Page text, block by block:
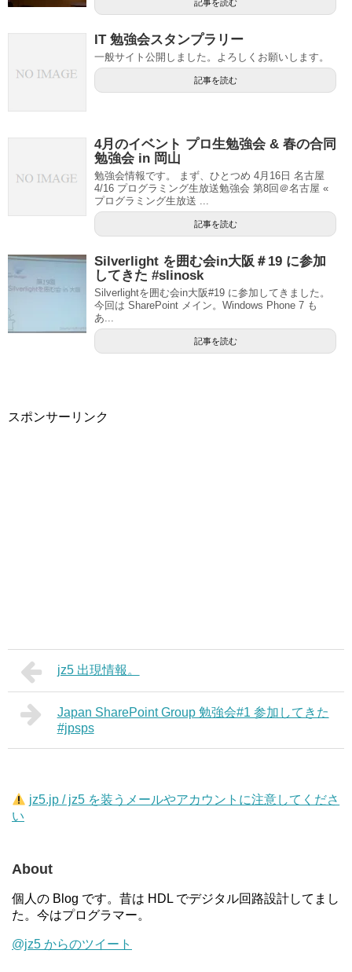
記事を読む
IT 勉強会スタンプラリー
一般サイト公開しました。よろしくお願いします。
記事を読む
4月のイベント プロ生勉強会 & 春の合同
勉強会 in 岡山
勉強会情報です。 まず、ひとつめ 4月16日 名古屋
4/16 プログラミング生放送勉強会 第8回＠名古屋 «
プログラミング生放送 ...
記事を読む
Silverlight を囲む会in大阪＃19 に参加
してきた #slinosk
Silverlightを囲む会in大阪#19 に参加してきました。
今回は SharePoint メイン。Windows Phone 7 も
あ...
記事を読む
スポンサーリンク
jz5 出現情報。
Japan SharePoint Group 勉強会#1 参加してきた
#jpsps
jz5.jp / jz5 を装うメールやアカウントに注意してくださ
い
About
個人の Blog です。昔は HDL でデジタル回路設計してまし
た。今はプログラマー。
@jz5 からのツイート